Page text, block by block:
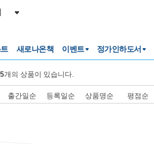
새로나온책 이벤트 정가인하도서
개의 상품이 있습니다.
출간일순 등록일순 상품명순 평점순